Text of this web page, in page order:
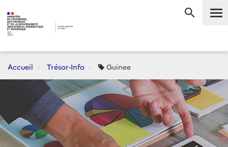
Accueil Trésor-Info Guinee